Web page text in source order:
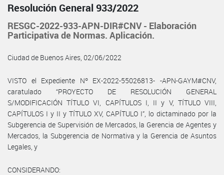
Resolución General 933/2022
RESGC-2022-933-APN-DIR#CNV - Elaboración
Participativa de Normas. Aplicación.
Ciudad de Buenos Aires, 02/06/2022
VISTO el Expediente Nº EX-2022-55026813- -APN-GAYM#CNV,
caratulado “PROYECTO DE RESOLUCIÓN GENERAL
S/MODIFICACIÓN TÍTULO VI, CAPÍTULOS I, II y V, TÍTULO VIII,
CAPÍTULOS I y II y TÍTULO XV, CAPÍTULO I”, lo dictaminado por la
Subgerencia de Supervisión de Mercados, la Gerencia de Agentes y
Mercados, la Subgerencia de Normativa y la Gerencia de Asuntos
Legales, y
CONSIDERANDO: